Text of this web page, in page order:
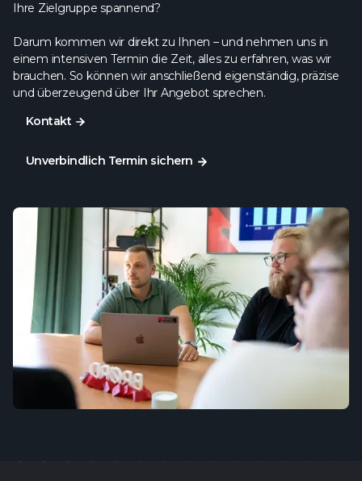
Ihre Zielgruppe spannend?
Darum kommen wir direkt zu Ihnen – und nehmen uns in
einem intensiven Termin die Zeit, alles zu erfahren, was wir
brauchen. So können wir anschließend eigenständig, präzise
und überzeugend über Ihr Angebot sprechen.
Kontakt
Unverbindlich Termin sichern